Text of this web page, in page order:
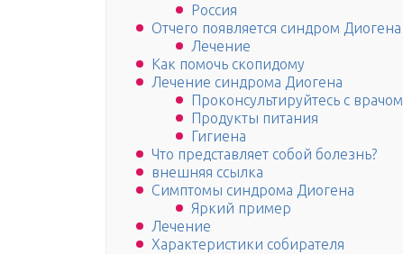
Россия
Отчего появляется синдром Диогена
Лечение
Как помочь скопидому
Лечение синдрома Диогена
Проконсультируйтесь с врачом
Продукты питания
Гигиена
Что представляет собой болезнь?
внешняя ссылка
Симптомы синдрома Диогена
Яркий пример
Лечение
Характеристики собирателя